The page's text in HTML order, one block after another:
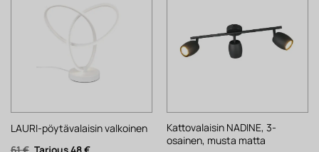
LAURI-pöytävalaisin valkoinen
AlkuperäinenNykyinen
Kattovalaisin NADINE, 3-
osainen, musta matta